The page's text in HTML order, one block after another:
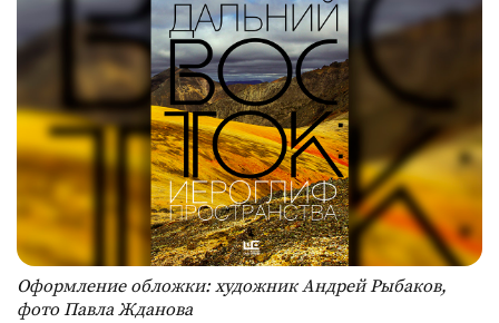
Оформление обложки: художник Андрей Рыбаков,
фото Павла Жданова